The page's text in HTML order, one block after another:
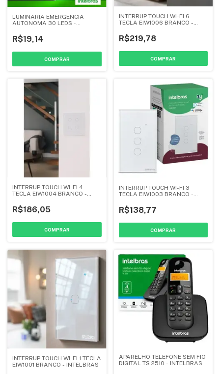
LUMINARIA EMERGENCIA
AUTONOMA 30 LEDS -
R$19,14
INTERRUP TOUCH WI-FI 6
TECLA EIW1006 BRANCO -
R$219,78
INTERRUP TOUCH WI-FI 4
TECLA EIW1004 BRANCO -
R$186,05
INTERRUP TOUCH WI-FI 3
TECLA EIW1003 BRANCO -
R$138,77
INTERRUP TOUCH WI-FI 1 TECLA
EIW1001 BRANCO - INTELBRAS
APARELHO TELEFONE SEM FIO
DIGITAL TS 2510 - INTELBRAS